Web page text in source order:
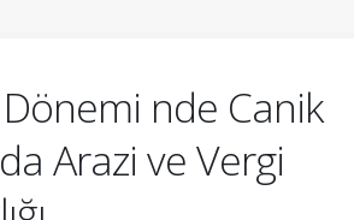
nde Canik
Arazi ve Vergi